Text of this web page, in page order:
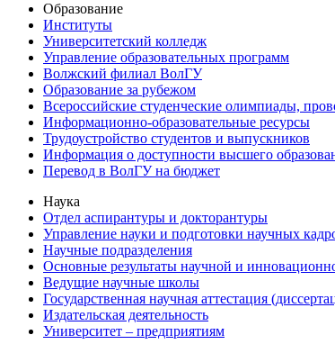
Образование
Институты
Университетский колледж
Управление образовательных программ
Волжский филиал ВолГУ
Образование за рубежом
Всероссийские студенческие олимпиады,
Информационно-образовательные ресурсы
Трудоустройство студентов и выпускников
Информация о доступности высшего
Перевод в ВолГУ на бюджет
Наука
Отдел аспирантуры и докторантуры
Управление науки и подготовки научных
Научные подразделения
Основные результаты научной и
Ведущие научные школы
Государственная научная аттестация
Издательская деятельность
Университет – предприятиям